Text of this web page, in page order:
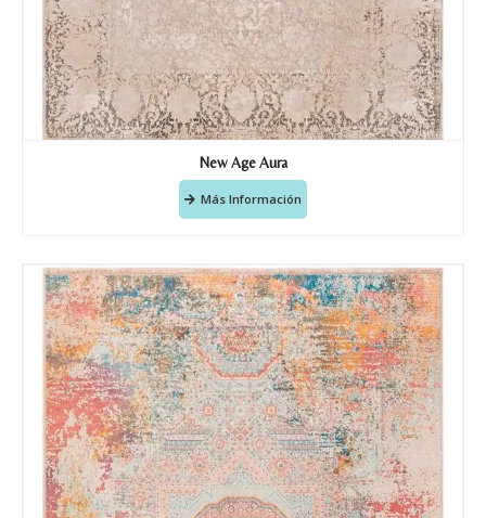
New Age Aura
Más Información
Doy mi consentimiento para que
esta web almacene la
información que envío para que
puedan responder a mi petición.
Recibir mi oferta